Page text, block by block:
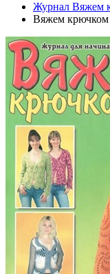
Журнал Вяжем
Вяжем